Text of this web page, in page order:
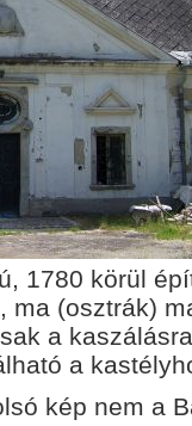
1780 körül
ma (osztrák)
a
a
kép nem a